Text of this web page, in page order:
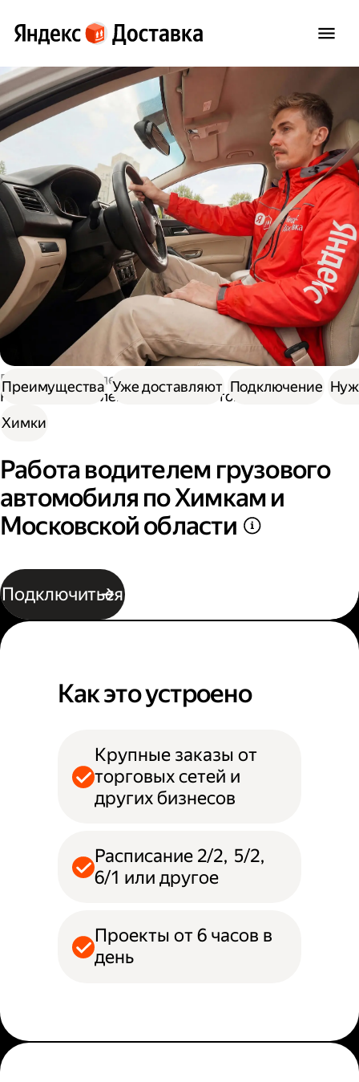
Работа водителем
Работа водителем грузового автомобиля
Химки
Работа водителем грузового
автомобиля по Химкам и
Московской области
Подключиться
Преимущества Уже доставляют Подключение
Как это устроено
Крупные заказы от
торговых сетей и
других бизнесов
Расписание 2/2, 5/2,
6/1 или другое
Проекты от 6 часов в
день